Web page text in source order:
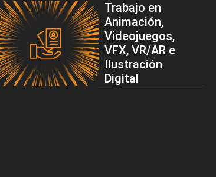
Trabajo en
Animación,
Videojuegos,
VFX, VR/AR e
Ilustración
Digital